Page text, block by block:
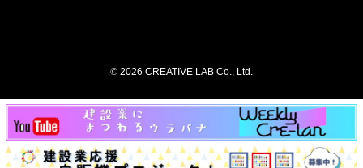
© 2026 CREATIVE LAB Co., Ltd.